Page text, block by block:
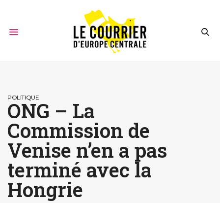
POLITIQUE
ONG – La
Commission de
Venise n’en a pas
terminé avec la
Hongrie